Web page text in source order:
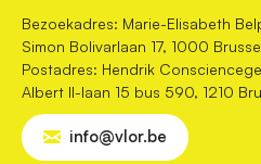
Bezoekadres: Marie-Elisabeth
Simon Bolivarlaan 17, 1000
Postadres: Hendrik
Albert II-laan 15 bus 590, 1210
info@vlor.be